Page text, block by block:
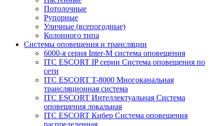
Потолочные
Рупорные
Уличные (всепогодные)
Колонного типа
Системы оповещения и трансляции
6000-я серия Inter-M система оповещения
ITC ESCORT IP серии Система оповещения по
сети
ITC ESCORT T-8000 Многоканальная
трансляционная система
ITC ESCORT Интеллектуальная Система
оповещения локальная
ITC ESCORT Кибер Система оповещения
распределенная